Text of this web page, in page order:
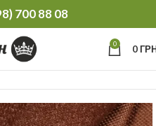
700 88 08
0 0
Шторы